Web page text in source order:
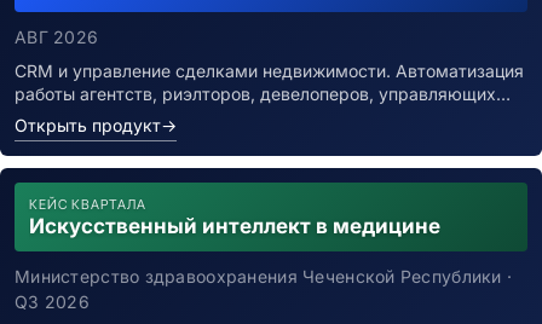
АВГ 2026
CRM и управление сделками недвижимости. Автоматизация
работы агентств, риэлторов, девелоперов, управляющих…
Открыть продукт→
КЕЙС КВАРТАЛА
Искусственный интеллект в медицине
Министерство здравоохранения Чеченской Республики ·
Q3 2026